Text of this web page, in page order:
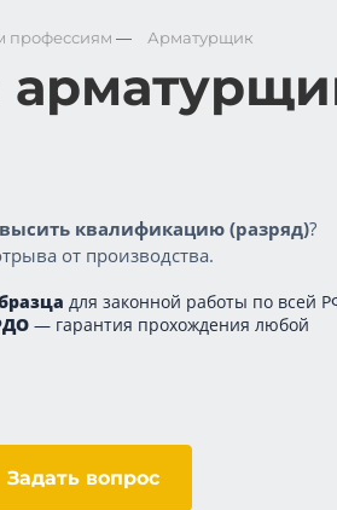
профессиям — Арматурщик
квалификацию (разряд)?
от производства.
для законной работы по всей
— гарантия прохождения любой
Задать вопрос